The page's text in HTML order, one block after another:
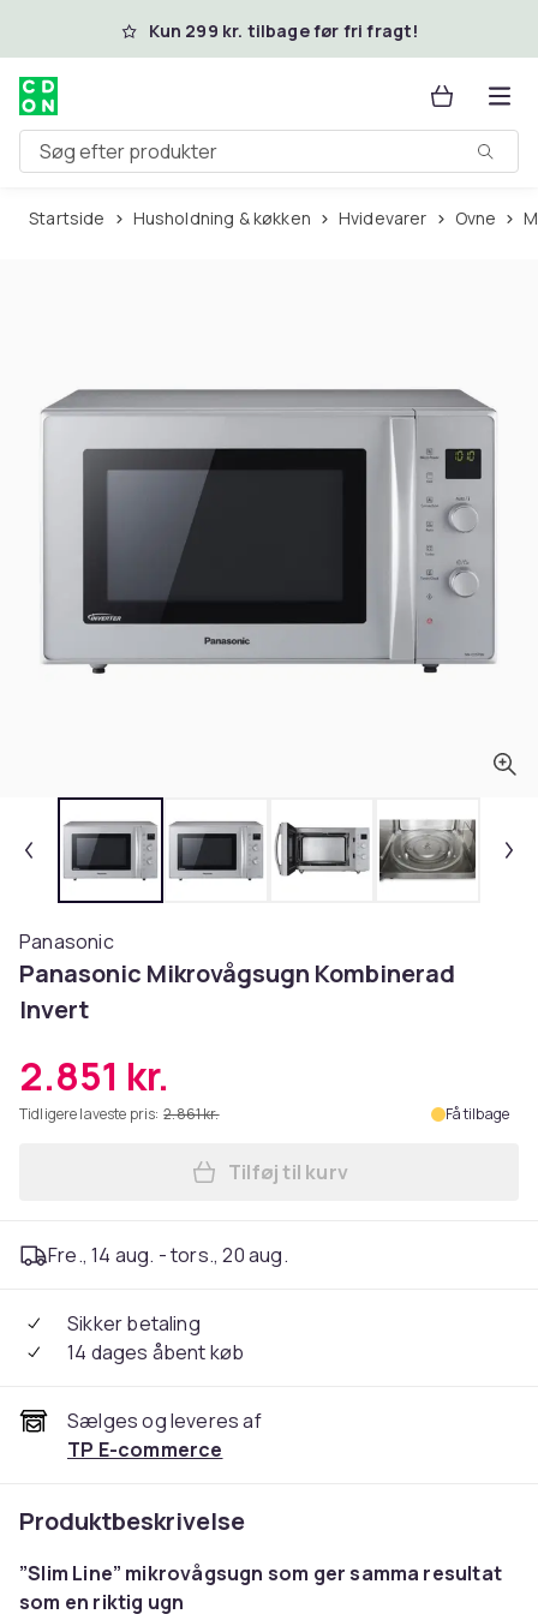
Spring til hovedindhold
Kun 299 kr. tilbage før fri fragt!
Søg efter produkter
Startside Husholdning & køkken Hvidevarer Ovne
Panasonic
Panasonic Mikrovågsugn Kombinerad
Invert
2.851 kr.
Tidligere laveste pris: 2.861 kr. Få tilbage
Læg Panasonic
Tilføj til kurv
Fre., 14 aug. - tors., 20 aug.
Sikker betaling
14 dages åbent køb
Sælges og leveres af
TP E-commerce
Produktbeskrivelse
”Slim Line” mikrovågsugn som ger samma resultat
som en riktig ugn